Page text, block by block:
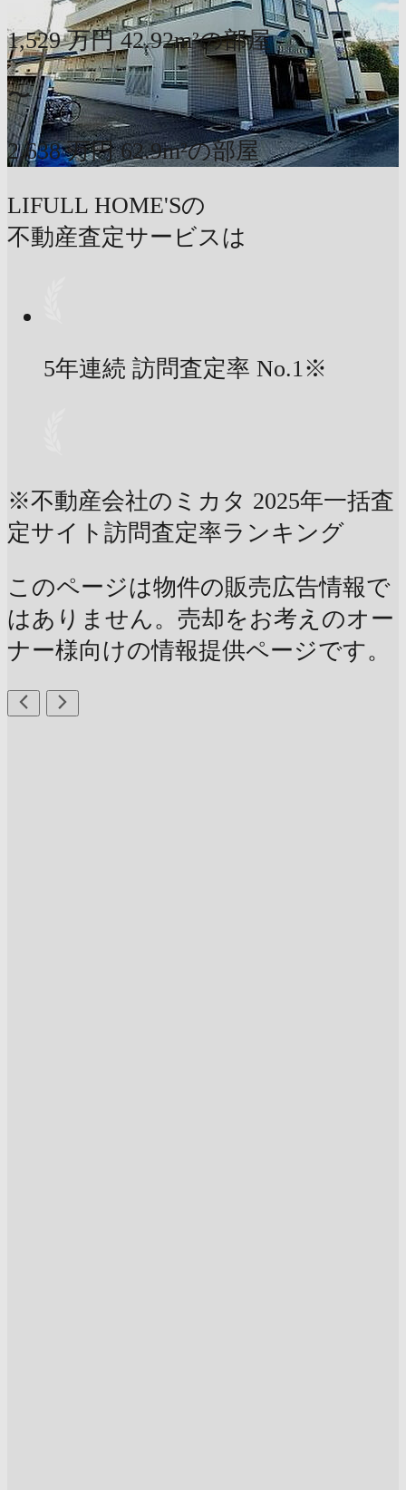
1,529 万円 42.92m²の部屋
〜
2,638 万円 62.9m²の部屋
LIFULL HOME'Sの
不動産査定サービスは
5年連続 訪問査定率 No.1※
※不動産会社のミカタ 2025年一括査
定サイト訪問査定率ランキング
このページは物件の販売広告情報で
はありません。売却をお考えのオー
ナー様向けの情報提供ページです。